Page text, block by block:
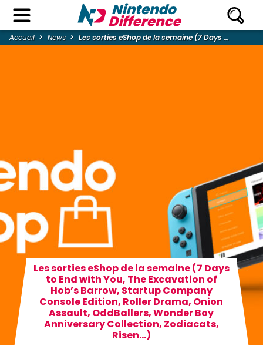
Accueil News Les sorties eShop de la semaine (7 Days ...
Les sorties eShop de la semaine (7 Days
to End with You, The Excavation of
Hob’s Barrow, Startup Company
Console Edition, Roller Drama, Onion
Assault, OddBallers, Wonder Boy
Anniversary Collection, Zodiacats,
Risen…)